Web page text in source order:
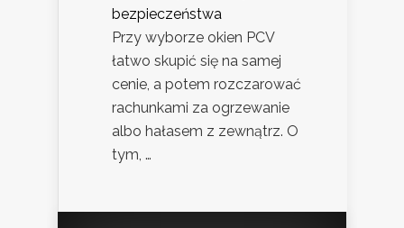
bezpieczeństwa
Przy wyborze okien PCV
łatwo skupić się na samej
cenie, a potem rozczarować
rachunkami za ogrzewanie
albo hałasem z zewnątrz. O
tym, …